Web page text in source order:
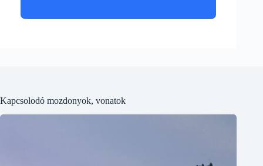
Kapcsolodó mozdonyok, vonatok